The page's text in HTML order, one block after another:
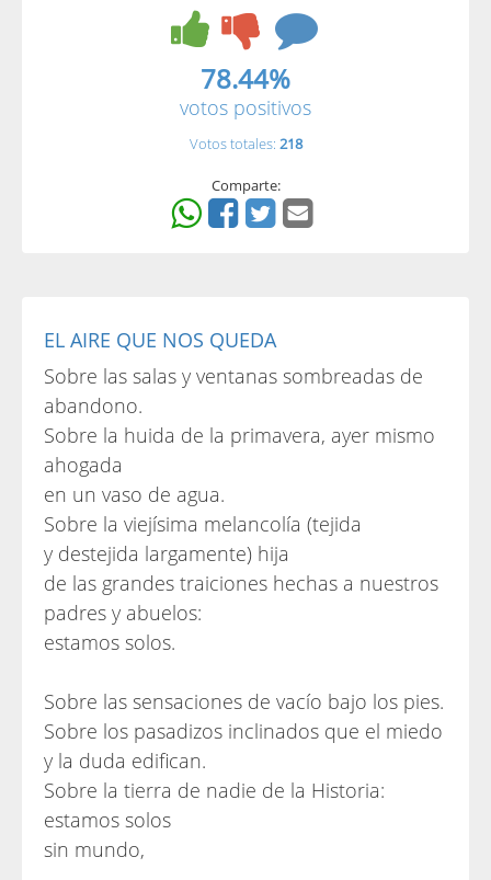
78.44%
votos positivos
Votos totales: 218
Comparte:
EL AIRE QUE NOS QUEDA
Sobre las salas y ventanas sombreadas de
abandono.
Sobre la huida de la primavera, ayer mismo
ahogada
en un vaso de agua.
Sobre la viejísima melancolía (tejida
y destejida largamente) hija
de las grandes traiciones hechas a nuestros
padres y abuelos:
estamos solos.
Sobre las sensaciones de vacío bajo los pies.
Sobre los pasadizos inclinados que el miedo
y la duda edifican.
Sobre la tierra de nadie de la Historia:
estamos solos
sin mundo,